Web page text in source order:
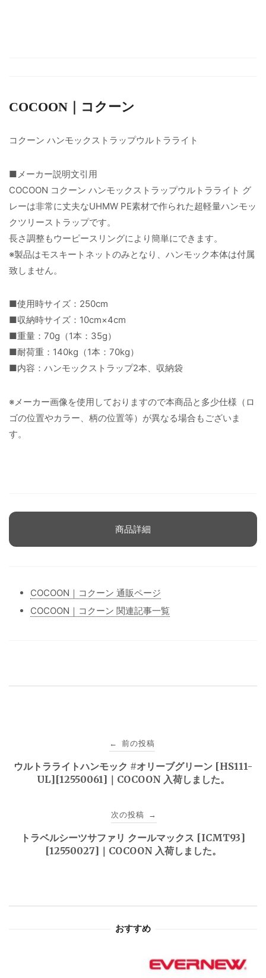
COCOON｜コクーン
コクーン ハンモックストラップウルトラライト
■メーカー説明文引用
COCOON コクーン ハンモックストラップウルトラライト グ
レーは非常に丈夫なUHMW PE素材で作られた超軽量ハンモッ
クツリーストラップです。
長さ調整もウーピースリングにより簡単にできます。
※製品はモスキートネットのみとなり、ハンモック本体は付属
致しません。
■使用時サイズ：250cm
■収納時サイズ：10cm×4cm
■重量：70g（1本：35g）
■耐荷重：140kg（1本：70kg）
■内容：ハンモックストラップ2本、収納袋
※メーカー画像を使用しておりますので本商品と多少仕様（ロ
ゴの位置やカラー、柄の位置等）が異なる場合もございま
す。
商品詳細
COCOON｜コクーン 通販ページ
COCOON｜コクーン 関連記事一覧
稿
← 前の投稿
ウルトラライトハンモック #オリーブグリーン [HS111-
UL][12550061]｜COCOON 入荷しました。
次の投稿 →
トラベルシーツサファリ クールマックス [ICMT93]
[12550027]｜COCOON 入荷しました。
おすすめ